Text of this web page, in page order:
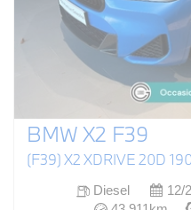
BMW X2 F39
(F39) X2 XDRIVE 20D
Diesel 12/